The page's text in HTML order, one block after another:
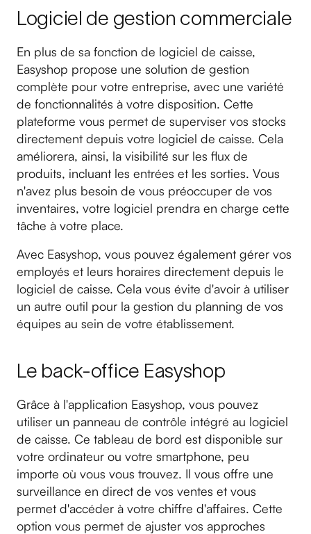
Logiciel de gestion commerciale
En plus de sa fonction de logiciel de caisse,
Easyshop propose une solution de gestion
complète pour votre entreprise, avec une variété
de fonctionnalités à votre disposition. Cette
plateforme vous permet de superviser vos stocks
directement depuis votre logiciel de caisse. Cela
améliorera, ainsi, la visibilité sur les flux de
produits, incluant les entrées et les sorties. Vous
n'avez plus besoin de vous préoccuper de vos
inventaires, votre logiciel prendra en charge cette
tâche à votre place.
Avec Easyshop, vous pouvez également gérer vos
employés et leurs horaires directement depuis le
logiciel de caisse. Cela vous évite d'avoir à utiliser
un autre outil pour la gestion du planning de vos
équipes au sein de votre établissement.
Le back-office Easyshop
Grâce à l'application Easyshop, vous pouvez
utiliser un panneau de contrôle intégré au logiciel
de caisse. Ce tableau de bord est disponible sur
votre ordinateur ou votre smartphone, peu
importe où vous vous trouvez. Il vous offre une
surveillance en direct de vos ventes et vous
permet d'accéder à votre chiffre d'affaires. Cette
option vous permet de ajuster vos approches